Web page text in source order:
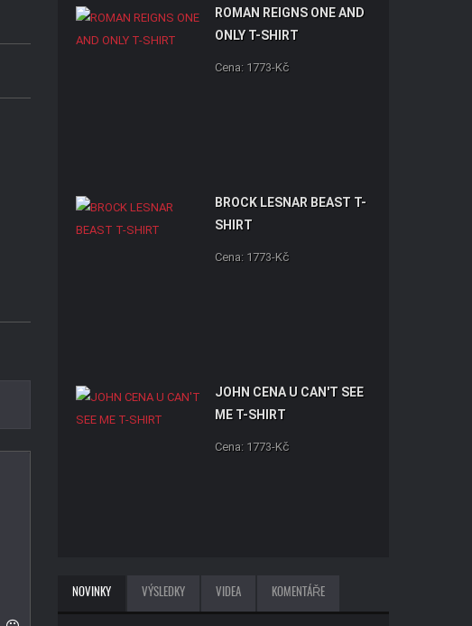
ROMAN REIGNS ONE AND
ONLY T-SHIRT
Cena: 1773-Kč
BROCK LESNAR BEAST T-
SHIRT
Cena: 1773-Kč
JOHN CENA U CAN'T SEE
ME T-SHIRT
Cena: 1773-Kč
NOVINKY VÝSLEDKY VIDEA KOMENTÁŘE